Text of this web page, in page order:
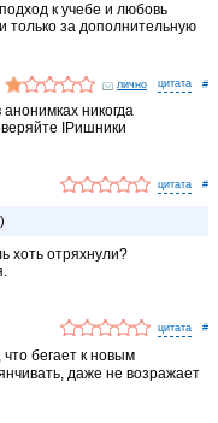
к учебе и любовь
только за дополнительную
лично #
никогда
IPишники
#
хоть отряхнули?
#
бегает к новым
даже не возражает